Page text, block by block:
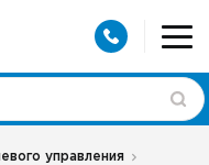
управления